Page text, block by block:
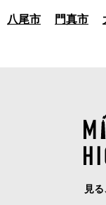
八尾市 門真市
見